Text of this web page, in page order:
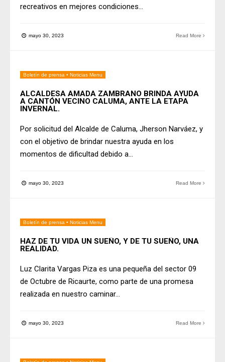
recreativos en mejores condiciones...
mayo 30, 2023 Read More
Boletín de prensa • Noticias Menu
ALCALDESA AMADA ZAMBRANO BRINDA AYUDA
A CANTÓN VECINO CALUMA, ANTE LA ETAPA
INVERNAL.
Por solicitud del Alcalde de Caluma, Jherson Narváez, y
con el objetivo de brindar nuestra ayuda en los
momentos de dificultad debido a...
mayo 30, 2023 Read More
Boletín de prensa • Noticias Menu
HAZ DE TU VIDA UN SUEÑO, Y DE TU SUEÑO, UNA
REALIDAD.
Luz Clarita Vargas Piza es una pequeña del sector 09
de Octubre de Ricaurte, como parte de una promesa
realizada en nuestro caminar...
mayo 30, 2023 Read More